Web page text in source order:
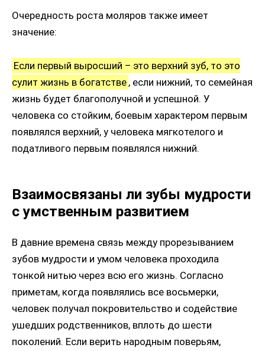
Очередность роста моляров также имеет
значение:
Если первый выросший – это верхний зуб, то это
сулит жизнь в богатстве , если нижний, то семейная
жизнь будет благополучной и успешной. У
человека со стойким, боевым характером первым
появлялся верхний, у человека мягкотелого и
податливого первым появлялся нижний.
Взаимосвязаны ли зубы мудрости
с умственным развитием
В давние времена связь между прорезыванием
зубов мудрости и умом человека проходила
тонкой нитью через всю его жизнь. Согласно
приметам, когда появлялись все восьмерки,
человек получал покровительство и содействие
ушедших родственников, вплоть до шести
поколений. Если верить народным поверьям,